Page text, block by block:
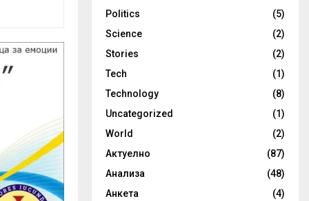
Politics
(5)
Science
(2)
Stories
(2)
Tech
(1)
Technology
(8)
Uncategorized
(1)
World
(2)
Актуелно
(87)
Анализа
(48)
Анкета
(4)